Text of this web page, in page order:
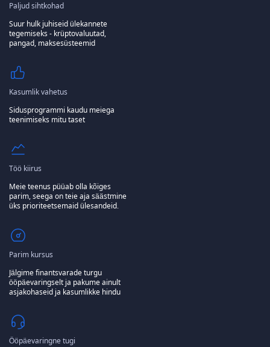
Paljud sihtkohad
Suur hulk juhiseid ülekannete
tegemiseks - krüptovaluutad,
pangad, maksesüsteemid
Kasumlik vahetus
Sidusprogrammi kaudu meiega
teenimiseks mitu taset
Töö kiirus
Meie teenus püüab olla kõiges
parim, seega on teie aja säästmine
üks prioriteetsemaid ülesandeid.
Parim kursus
Jälgime finantsvarade turgu
ööpäevaringselt ja pakume ainult
asjakohaseid ja kasumlikke hindu
Ööpäevaringne tugi